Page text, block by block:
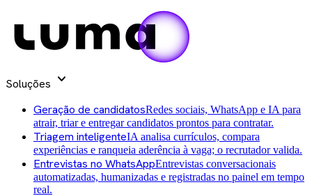
Soluções expand_more
Geração de candidatosRedes sociais, WhatsApp e IA para
atrair, triar e entregar candidatos prontos para contratar.
Triagem inteligenteIA analisa currículos, compara
experiências e ranqueia aderência à vaga; o recrutador valida.
Entrevistas no WhatsAppEntrevistas conversacionais
automatizadas, humanizadas e registradas no painel em tempo
real.